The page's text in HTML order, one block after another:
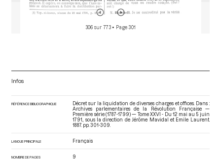
306 sur 773 • Page 301
Infos
RÉFÉRENCE BIBLIOGRAPHIQUE
Décret sur la liquidation de diverses charges et offices. Dans :
Archives parlementaires de la Révolution Française —
Première série (1787-1799) — Tome XXVI - Du 12 mai au 5 juin
1791.
, sous la direction de Jérôme Mavidal et Emile Laurent.
1887. pp. 301-309.
LANGUE PRINCIPALE Français
NOMBRE DE PAGES 9